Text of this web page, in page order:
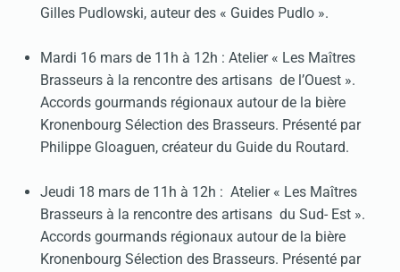
Gilles Pudlowski, auteur des « Guides Pudlo ».
Mardi 16 mars de 11h à 12h : Atelier « Les Maîtres
Brasseurs à la rencontre des artisans de l’Ouest ».
Accords gourmands régionaux autour de la bière
Kronenbourg Sélection des Brasseurs. Présenté par
Philippe Gloaguen, créateur du Guide du Routard.
Jeudi 18 mars de 11h à 12h : Atelier « Les Maîtres
Brasseurs à la rencontre des artisans du Sud- Est ».
Accords gourmands régionaux autour de la bière
Kronenbourg Sélection des Brasseurs. Présenté par